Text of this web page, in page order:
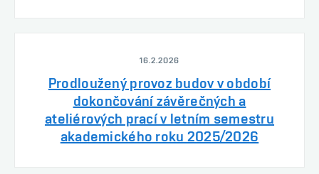
16.2.2026
Prodloužený provoz budov v období
dokončování závěrečných a
ateliérových prací v letním semestru
akademického roku 2025/2026